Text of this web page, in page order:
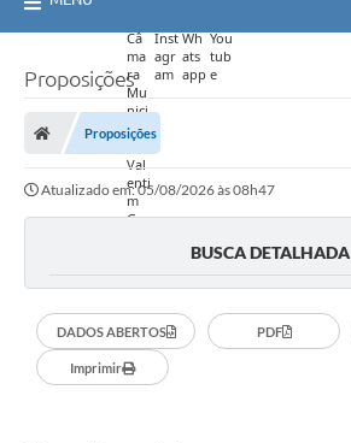
Proposições
Proposições
Atualizado em: 05/08/2026 às 08h47
BUSCA DETALHADA
DADOS ABERTOS PDF
Imprimir